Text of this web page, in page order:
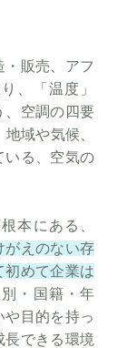
販売、アフ
、「温度」
、空調の四要
域や気候、
いる、空気の
本にある、
がえのない存
初めて企業は
・国籍・年
目的を持っ
長できる環境